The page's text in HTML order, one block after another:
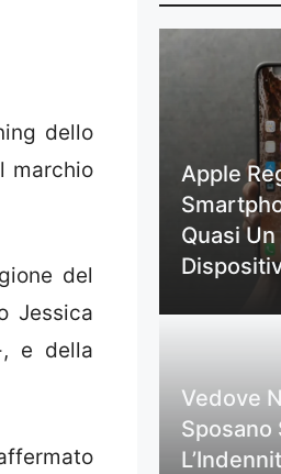
dello
marchio
del
Jessica
e della
Apple
Quasi
Vedove
Sposano